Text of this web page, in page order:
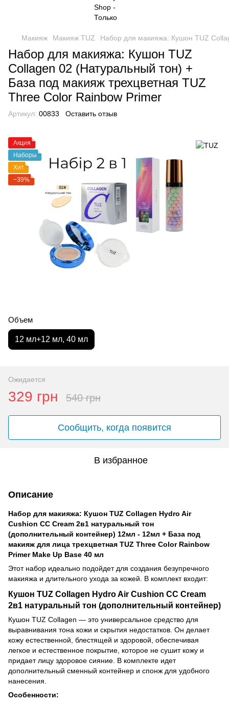
Макияж Макияж TUZ Набор для макияжа: Кушон TUZ
Набор для макияжа: Кушон TUZ
Collagen 02 (Натуральный тон) +
База под макияж трехцветная TUZ
Three Color Rainbow Primer
Артикул: 00833 Оставить отзыв
Акция
Наборы
Хит
−39%
Объем
12 мл+12 мл, 40 мл
Ожидается
329 грн 540 грн
Сообщить, когда появится
В избранное
Описание
Набор для макияжа: Кушон TUZ Collagen Hydro Air
Cushion CC Cream 2в1 натуральный тон
(дополнительный контейнер) 12мл - 12мл + База под
макияж для лица трехцветная TUZ Three Color Rainbow
Primer Make Up Base 40 мл
Этот набор идеально подойдет для создания безупречного
макияжа и длительного ухода за кожей. В комплект входит:
Кушон TUZ Collagen Hydro Air Cushion CC Cream
2в1 натуральный тон (дополнительный контейнер)
Кушон TUZ Collagen — это универсальное средство для
выравнивания тона кожи и скрытия недостатков. Он делает
кожу естественной, блестящей и здоровой, обеспечивая
легкое и естественное покрытие, которое не сушит кожу и
придает лицу здоровое сияние. В комплекте идет
дополнительный сменный контейнер и спонж для удобного
нанесения.
Особенности: